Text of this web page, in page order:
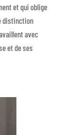
et qui oblige
distinction
avec
et de ses